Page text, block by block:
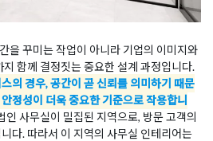
을 꾸미는 작업이 아니라 기업의 이미지와
함께 결정짓는 중요한 설계 과정입니다.
의 경우, 공간이 곧 신뢰를 의미하기 때문
정성이 더욱 중요한 기준으로 작용합니
인 사무실이 밀집된 지역으로, 방문 고객의
다. 따라서 이 지역의 사무실 인테리어는